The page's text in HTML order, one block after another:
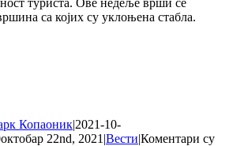
туриста. Ове недеље врши се
са којих су уклоњена стабла.
Копаоник|2021-10-
октобар 22nd, 2021 |Вести|Коментари су